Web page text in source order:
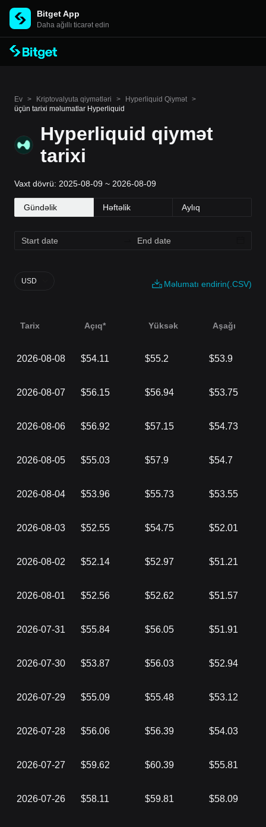
Bitget App
Daha ağıllı ticarət edin
Ev > Kriptovalyuta qiymətləri > Hyperliquid Qiymət >
üçün tarixi məlumatlar Hyperliquid
Hyperliquid qiymət
tarixi
Vaxt dövrü: 2025-08-09 ~ 2026-08-09
Gündəlik Həftəlik Aylıq
Məlumatı endirin(.CSV)
USD
Tarix Açıq* Yüksək Aşağı
2026-08-08 $54.11 $55.2 $53.9
2026-08-07 $56.15 $56.94 $53.75
2026-08-06 $56.92 $57.15 $54.73
2026-08-05 $55.03 $57.9 $54.7
2026-08-04 $53.96 $55.73 $53.55
2026-08-03 $52.55 $54.75 $52.01
2026-08-02 $52.14 $52.97 $51.21
2026-08-01 $52.56 $52.62 $51.57
2026-07-31 $55.84 $56.05 $51.91
2026-07-30 $53.87 $56.03 $52.94
2026-07-29 $55.09 $55.48 $53.12
2026-07-28 $56.06 $56.39 $54.03
2026-07-27 $59.62 $60.39 $55.81
2026-07-26 $58.11 $59.81 $58.09